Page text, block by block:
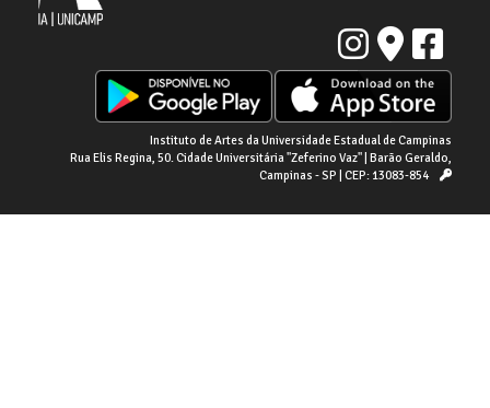
Instituto de Artes da Universidade Estadual de Campinas
Rua Elis Regina, 50. Cidade Universitária "Zeferino Vaz" | Barão Geraldo,
Campinas - SP | CEP: 13083-854